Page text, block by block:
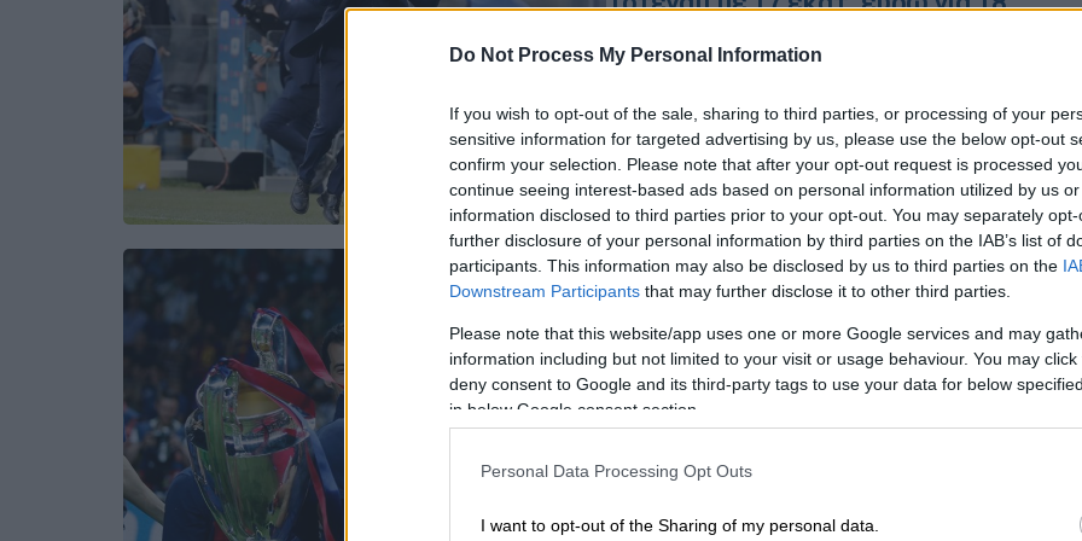
Do Not Process My Personal Information
If you wish to opt-out of the sale, sharing to third parties, or processing of your
sensitive information for targeted advertising by us, please use the below opt-out
confirm your selection. Please note that after your opt-out request is processed
continue seeing interest-based ads based on personal information utilized by us
information disclosed to third parties prior to your opt-out. You may separately
further disclosure of your personal information by third parties on the IAB’s list of
participants. This information may also be disclosed by us to third parties on the
Downstream Participants that may further disclose it to other third parties.
Please note that this website/app uses one or more Google services and may
information including but not limited to your visit or usage behaviour. You may
deny consent to Google and its third-party tags to use your data for below
in below Google consent section.
Personal Data Processing Opt Outs
I want to opt-out of the Sharing of my personal data.
«χρυσού» συμβολαίου θα έχει στη
διάθεσή του και περί τα 175 εκατ.
ευρώ για μεταγραφές
Αθλητισμός|01.11.2021 07:58
Περίπτωση Γκουαρδιόλα ή μήπως
Λάμπαρντ;
Μέγας ως παίκτης αλλά δίχως
θρυλικός μέσος των Καταλανών
μεσσίας